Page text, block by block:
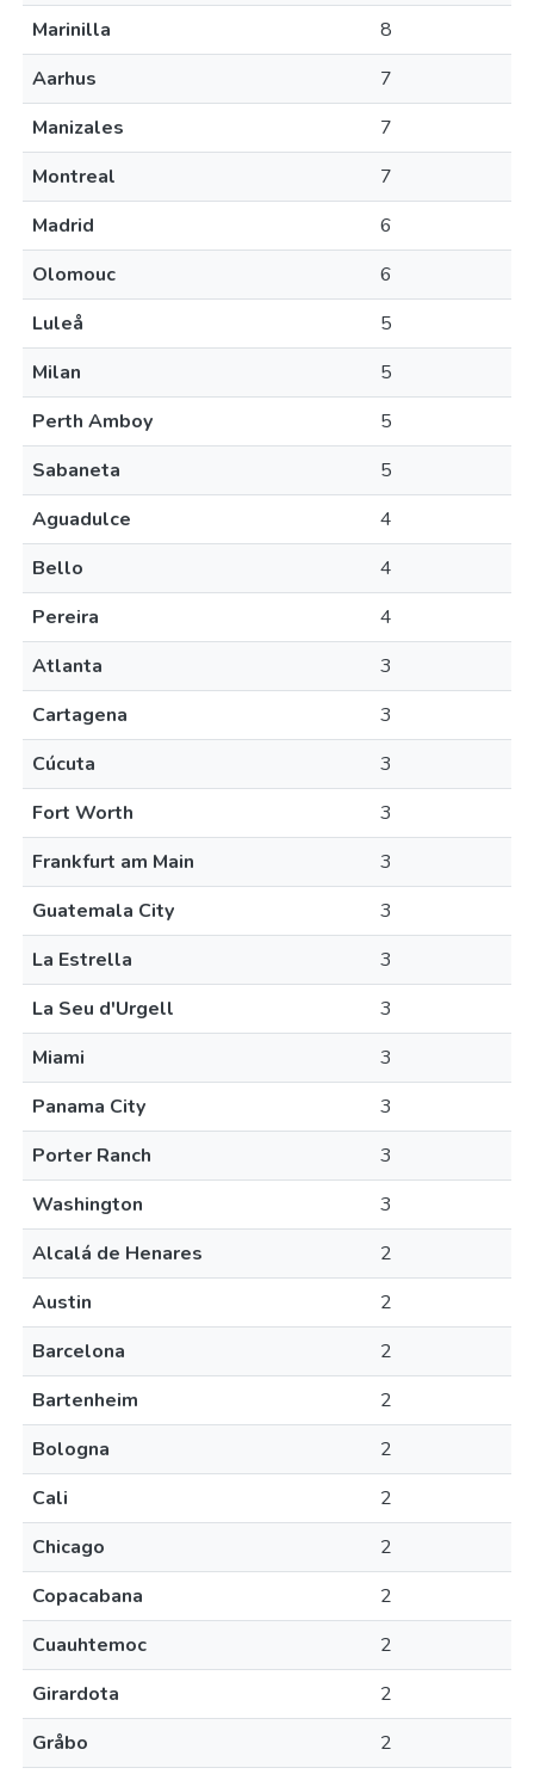
Marinilla
8
Aarhus
7
Manizales
7
Montreal
7
Madrid
6
Olomouc
6
Luleå
5
Milan
5
Perth Amboy
5
Sabaneta
5
Aguadulce
4
Bello
4
Pereira
4
Atlanta
3
Cartagena
3
Cúcuta
3
Fort Worth
3
Frankfurt am Main
3
Guatemala City
3
La Estrella
3
La Seu d'Urgell
3
Miami
3
Panama City
3
Porter Ranch
3
Washington
3
Alcalá de Henares
2
Austin
2
Barcelona
2
Bartenheim
2
Bologna
2
Cali
2
Chicago
2
Copacabana
2
Cuauhtemoc
2
Girardota
2
Gråbo
2